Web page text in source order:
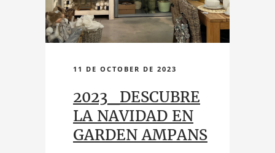
11 DE OCTOBER DE 2023
2023_DESCUBRE
LA NAVIDAD EN
GARDEN AMPANS